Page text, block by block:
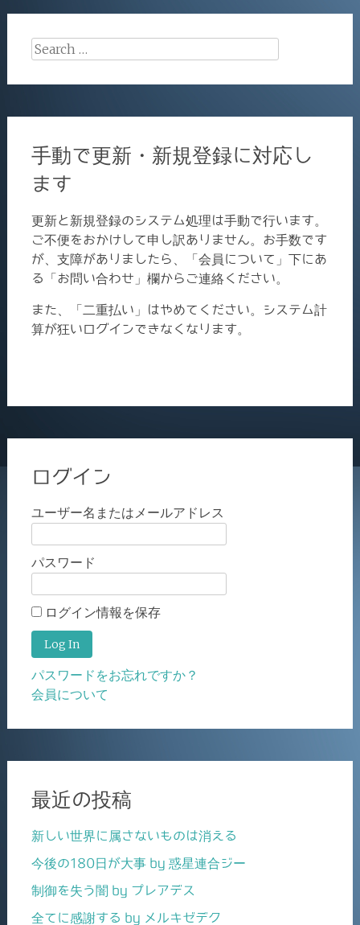
Search
手動で更新・新規登録に対応し
ます
更新と新規登録のシステム処理は手動で行います。
ご不便をおかけして申し訳ありません。お手数です
が、支障がありましたら、「会員について」下にあ
る「お問い合わせ」欄からご連絡ください。
また、「二重払い」はやめてください。システム計
算が狂いログインできなくなります。
ログイン
ユーザー名またはメールアドレス
パスワード
ログイン情報を保存
パスワードをお忘れですか？
会員について
最近の投稿
新しい世界に属さないものは消える
今後の180日が大事 by 惑星連合ジー
制御を失う闇 by プレアデス
全てに感謝する by メルキゼデク